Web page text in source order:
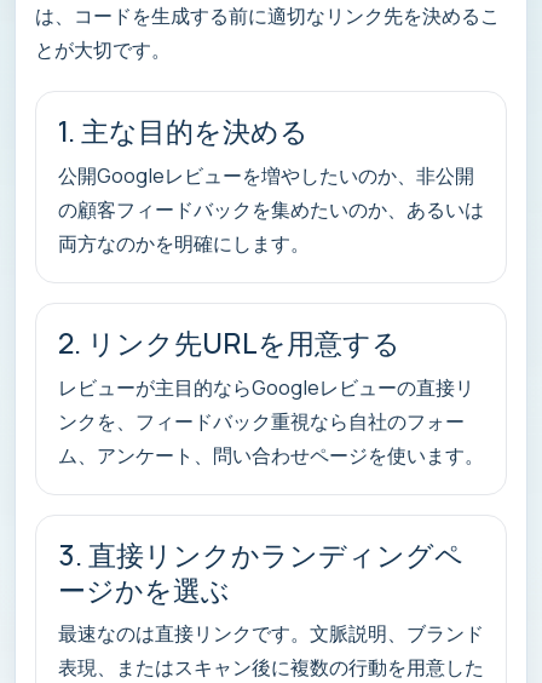
は、コードを生成する前に適切なリンク先を決めるこ
とが大切です。
1. 主な目的を決める
公開Googleレビューを増やしたいのか、非公開
の顧客フィードバックを集めたいのか、あるいは
両方なのかを明確にします。
2. リンク先URLを用意する
レビューが主目的ならGoogleレビューの直接リ
ンクを、フィードバック重視なら自社のフォー
ム、アンケート、問い合わせページを使います。
3. 直接リンクかランディングペ
ージかを選ぶ
最速なのは直接リンクです。文脈説明、ブランド
表現、またはスキャン後に複数の行動を用意した